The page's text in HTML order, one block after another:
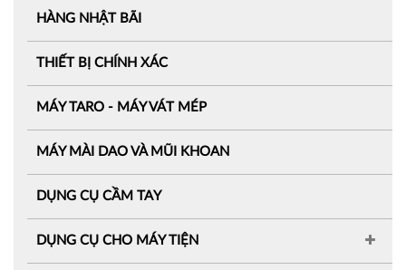
HÀNG NHẬT BÃI
THIẾT BỊ CHÍNH XÁC
MÁY TARO - MÁY VÁT MÉP
MÁY MÀI DAO VÀ MŨI KHOAN
DỤNG CỤ CẦM TAY
DỤNG CỤ CHO MÁY TIỆN